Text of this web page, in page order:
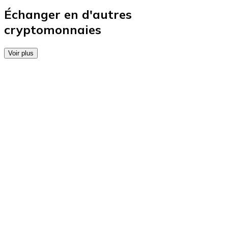
Achetez des cartes-cadeaux de vos marques
Aller à la boutique de cartes-cadeaux
Échanger en d'autres
cryptomonnaies
Voir plus